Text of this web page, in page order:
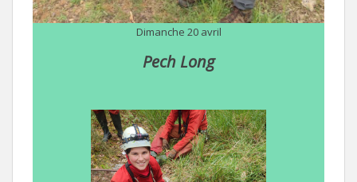
Dimanche 20 avril
Pech Long